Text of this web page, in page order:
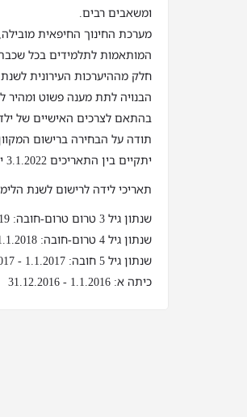
ומשאבים רבים.
מערכת החינוך החיפאית
המותאמות לתלמידים בכל שכבת
חלק מההיערכות העירונית
הבנויה לתת מענה פשוט ומהיר
בהתאם לצרכים האישיים של
תודה על הבחירה ברישום
יתקיים בין התאריכים 3.1.2022 יום שני א' בשבט עד 23.1.2022 יום ראשון כ"א בשבט
תאריכי לידה לרישום לשנת
שנתון גיל 3 טרום טרום-חובה: 1.1.2019 - 31.12.2019
שנתון גיל 4 טרום-חובה: 1.1.2018 - 31.12.2018
שנתון גיל 5 חובה: 1.1.2017 - 31.12.2017
כיתה א: 1.1.2016 - 31.12.2016